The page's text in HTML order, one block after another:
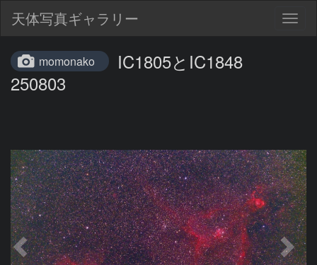
天体写真ギャラリー
momonako
IC1805とIC1848
250803